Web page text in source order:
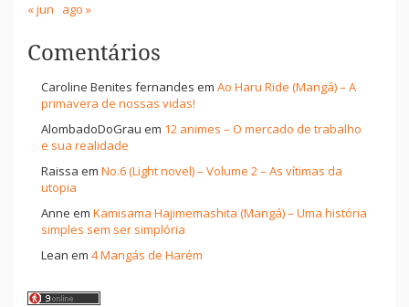
« jun ago »
Comentários
Caroline Benites fernandes em Ao Haru Ride (Mangá) – A
primavera de nossas vidas!
AlombadoDoGrau em 12 animes – O mercado de trabalho
e sua realidade
Raissa em No.6 (Light novel) – Volume 2 – As vítimas da
utopia
Anne em Kamisama Hajimemashita (Mangá) – Uma história
simples sem ser simplória
Lean em 4 Mangás de Harém